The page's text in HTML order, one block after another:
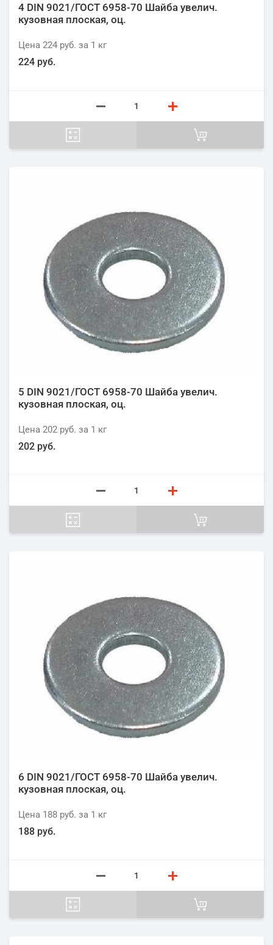
4 DIN 9021/ГОСТ 6958-70 Шайба увелич.
кузовная плоская, оц.
Цена 224 руб. за 1 кг
224 руб.
5 DIN 9021/ГОСТ 6958-70 Шайба увелич.
кузовная плоская, оц.
Цена 202 руб. за 1 кг
202 руб.
6 DIN 9021/ГОСТ 6958-70 Шайба увелич.
кузовная плоская, оц.
Цена 188 руб. за 1 кг
188 руб.